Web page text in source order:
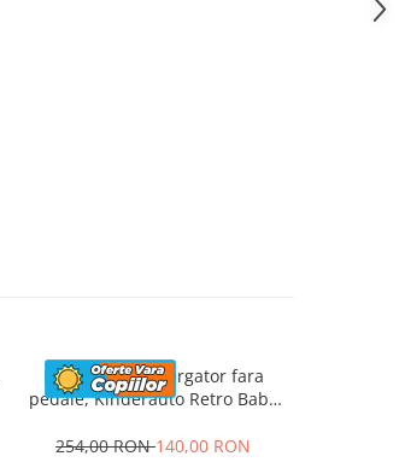
Masinuta premergator fara
pedale, Kinderauto Retro Baby
254,00 RON140,00 RON